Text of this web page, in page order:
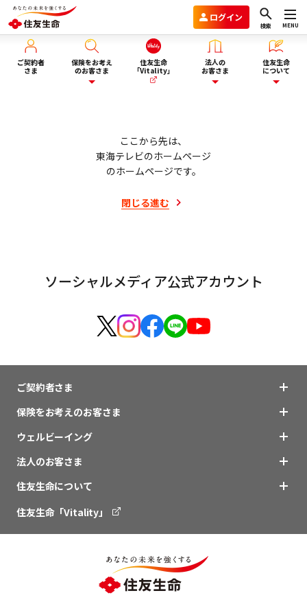
ログイン
検索 MENU
ご契約者
さま
保険をお考え
のお客さま
ライフイベント・目的から選
ぶ
住友生命
「Vitality」
法人の
お客さま
団体保険と財形保険のお客さま
ウェルビーイング向上サービス
法人向け商品のご案内
ビジネスサポートプログラム
住友生命
について
住友生命グループVision2030ここから先は、
東海テレビのホームページ
のホームページです。
閉じる進む
ソーシャルメディア公式アカウント
ご契約者さま
保険をお考えのお客さま
ウェルビーイング
法人のお客さま
住友生命について
住友生命「Vitality」